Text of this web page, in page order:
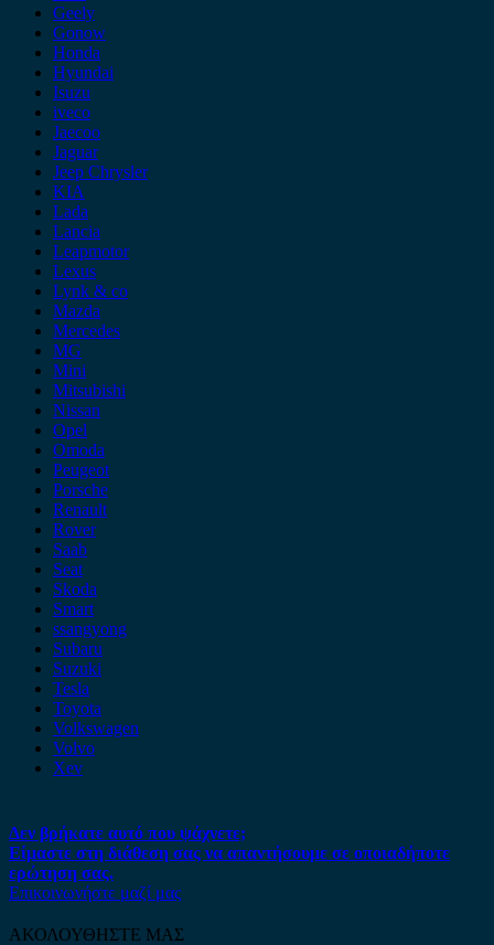
Geely
Gonow
Honda
Hyundai
Isuzu
iveco
Jaecoo
Jaguar
Jeep Chrysler
KIA
Lada
Lancia
Leapmotor
Lexus
Lynk & co
Mazda
Mercedes
MG
Mini
Mitsubishi
Nissan
Opel
Omoda
Peugeot
Porsche
Renault
Rover
Saab
Seat
Skoda
Smart
ssangyong
Subaru
Suzuki
Tesla
Toyota
Volkswagen
Volvo
Xev
Δεν βρήκατε αυτό που ψάχνετε;
Είμαστε στη διάθεση σας να απαντήσουμε σε οποιαδήποτε
ερώτηση σας.
Επικοινωνήστε μαζί μας
ΑΚΟΛΟΥΘΗΣΤΕ ΜΑΣ